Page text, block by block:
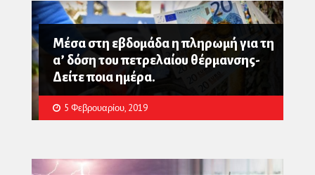
Μέσα στη εβδομάδα η πληρωμή για τη
α’ δόση του πετρελαίου θέρμανσης-
Δείτε ποια ημέρα.
5 Φεβρουαρίου, 2019